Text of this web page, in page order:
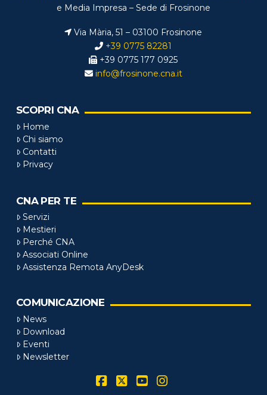
e Media Impresa – Sede di Frosinone
Via Mària, 51 – 03100 Frosinone
+39 0775 82281
+39 0775 177 0925
info@frosinone.cna.it
SCOPRI CNA
Home
Chi siamo
Contatti
Privacy
CNA PER TE
Servizi
Mestieri
Perché CNA
Associati Online
Assistenza Remota AnyDesk
COMUNICAZIONE
News
Download
Eventi
Newsletter